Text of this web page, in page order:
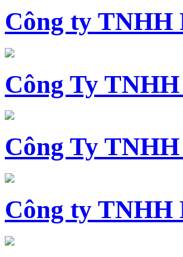
Công ty TNHH
Công Ty
Công Ty
Công ty TNHH